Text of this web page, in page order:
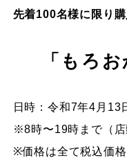
先着100名様に限り
「もろ
日時：令和7年4月13
※8時〜19時まで（店
※価格は全て税込価格